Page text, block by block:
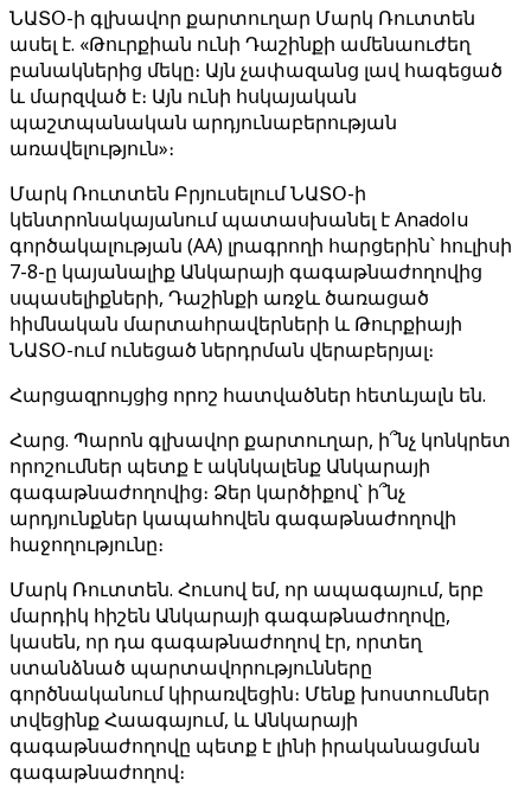
ՆԱՏՕ-ի գլխավոր քարտուղար Մարկ Ռուտտեն
ասել է. «Թուրքիան ունի Դաշինքի ամենաուժեղ
բանակներից մեկը։ Այն չափազանց լավ հագեցած
և մարզված է։ Այն ունի հսկայական
պաշտպանական արդյունաբերության
առավելություն»։
Մարկ Ռուտտեն Բրյուսելում ՆԱՏՕ-ի
կենտրոնակայանում պատասխանել է Anadolu
գործակալության (AA) լրագրողի հարցերին՝ հուլիսի
7-8-ը կայանալիք Անկարայի գագաթնաժողովից
սպասելիքների, Դաշինքի առջև ծառացած
հիմնական մարտահրավերների և Թուրքիայի
ՆԱՏՕ-ում ունեցած ներդրման վերաբերյալ։
Հարցազրույցից որոշ հատվածներ հետևյալն են.
Հարց. Պարոն գլխավոր քարտուղար, ի՞նչ կոնկրետ
որոշումներ պետք է ակնկալենք Անկարայի
գագաթնաժողովից։ Ձեր կարծիքով՝ ի՞նչ
արդյունքներ կապահովեն գագաթնաժողովի
հաջողությունը։
Մարկ Ռուտտեն. Հուսով եմ, որ ապագայում, երբ
մարդիկ հիշեն Անկարայի գագաթնաժողովը,
կասեն, որ դա գագաթնաժողով էր, որտեղ
ստանձնած պարտավորությունները
գործնականում կիրառվեցին։ Մենք խոստումներ
տվեցինք Հաագայում, և Անկարայի
գագաթնաժողովը պետք է լինի իրականացման
գագաթնաժողով։